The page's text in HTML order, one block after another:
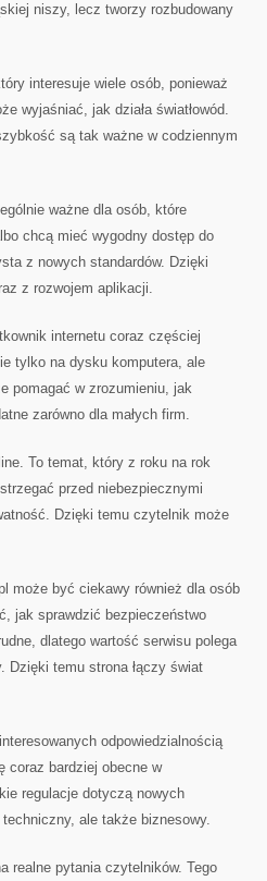
niszy, lecz tworzy rozbudowany
interesuje wiele osób, ponieważ
wyjaśniać, jak działa światłowód.
są tak ważne w codziennym
ważne dla osób, które
chcą mieć wygodny dostęp do
z nowych standardów. Dzięki
z rozwojem aplikacji.
internetu coraz częściej
tylko na dysku komputera, ale
pomagać w zrozumieniu, jak
zarówno dla małych firm.
To temat, który z roku na rok
przed niebezpiecznymi
Dzięki temu czytelnik może
może być ciekawy również dla osób
jak sprawdzić bezpieczeństwo
dlatego wartość serwisu polega
Dzięki temu strona łączy świat
odpowiedzialnością
coraz bardziej obecne w
regulacje dotyczą nowych
ale także biznesowy.
realne pytania czytelników. Tego